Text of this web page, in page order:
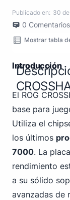
Publicado en: 30
0 Comentarios
Mostrar tabla
Introducción
El ROG
base para
Utiliza el
los últimos
7000. La
rendimiento
a su sólido
avanzadas de